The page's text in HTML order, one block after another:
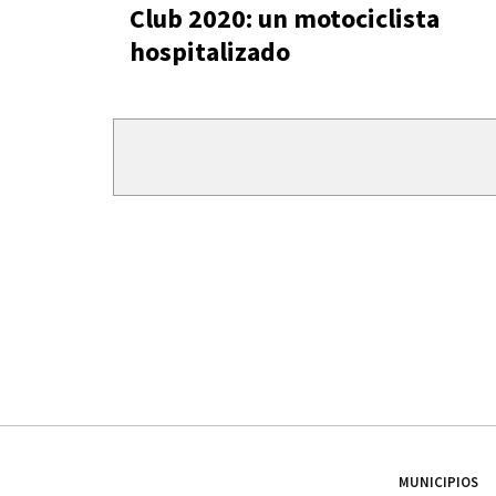
Club 2020: un motociclista
hospitalizado
MUNICIPIOS